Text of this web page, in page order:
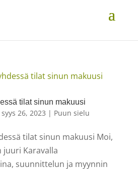
tilat sinun makuusi
syys 26, 2023 | Puun sielu
tilat sinun makuusi Moi,
juuri Karavalla
suunnittelun ja myynnin